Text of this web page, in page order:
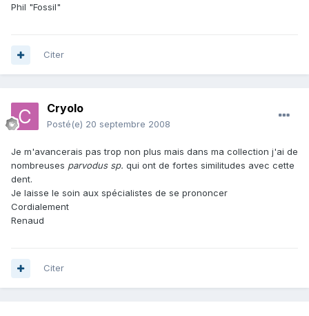
Phil "Fossil"
Citer
Cryolo
Posté(e) 20 septembre 2008
Je m'avancerais pas trop non plus mais dans ma collection j'ai de
nombreuses parvodus sp. qui ont de fortes similitudes avec cette
dent.
Je laisse le soin aux spécialistes de se prononcer
Cordialement
Renaud
Citer